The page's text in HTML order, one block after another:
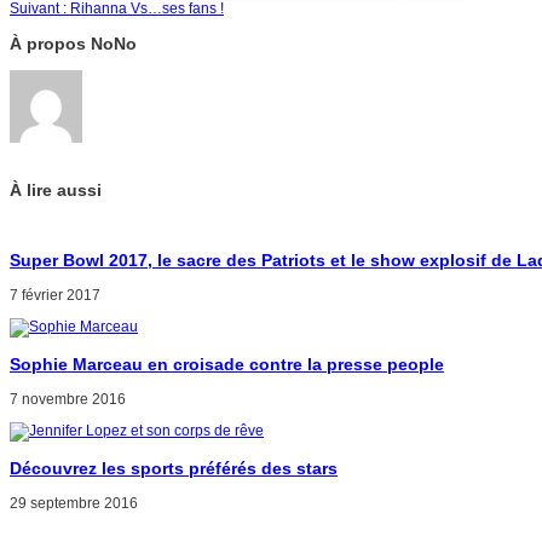
Suivant : Rihanna Vs…ses fans !
À propos NoNo
À lire aussi
Super Bowl 2017, le sacre des Patriots et le show explosif de
7 février 2017
Sophie Marceau en croisade contre la presse people
7 novembre 2016
Découvrez les sports préférés des stars
29 septembre 2016